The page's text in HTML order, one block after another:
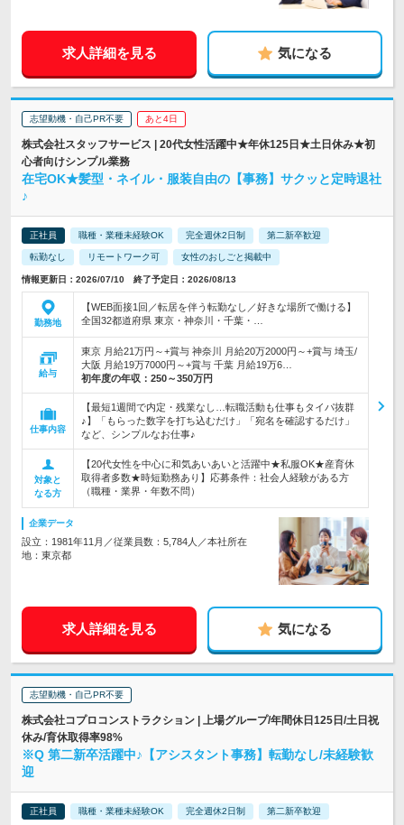
求人詳細を見る 気になる
志望動機・自己PR不要 あと4日
株式会社スタッフサービス | 20代女性活躍中★年休125日★土日休み★初
心者向けシンプル業務
在宅OK★髪型・ネイル・服装自由の【事務】サクッと定時退社
♪
正社員 職種・業種未経験OK 完全週休2日制 第二新卒歓迎
転勤なし リモートワーク可 女性のおしごと掲載中
情報更新日：2026/07/10 終了予定日：2026/08/13
勤務地
【WEB面接1回／転居を伴う転勤なし／好きな場所で働ける】
全国32都道府県 東京・神奈川・千葉・…
給与
東京 月給21万円～+賞与 神奈川 月給20万2000円～+賞与 埼玉/
大阪 月給19万7000円～+賞与 千葉 月給19万6…
初年度の年収： 250～350万円
仕事内容
【最短1週間で内定・残業なし…転職活動も仕事もタイパ抜群
♪】「もらった数字を打ち込むだけ」「宛名を確認するだけ」
など、シンプルなお仕事♪
対象と
なる方
【20代女性を中心に和気あいあいと活躍中★私服OK★産育休
取得者多数★時短勤務あり】応募条件：社会人経験がある方
（職種・業界・年数不問）
企業データ
設立：1981年11月／従業員数：5,784人／本社所在
地：東京都
求人詳細を見る 気になる
志望動機・自己PR不要
株式会社コプロコンストラクション | 上場グループ/年間休日125日/土日祝
休み/育休取得率98%
※Q 第二新卒活躍中♪【アシスタント事務】転勤なし/未経験歓
迎
正社員 職種・業種未経験OK 完全週休2日制 第二新卒歓迎